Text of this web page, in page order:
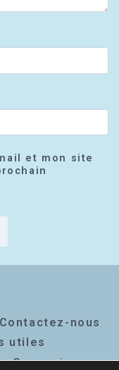
et mon site
Contactez-nous
utiles
Connexion